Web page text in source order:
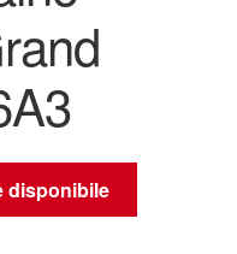
disponibile